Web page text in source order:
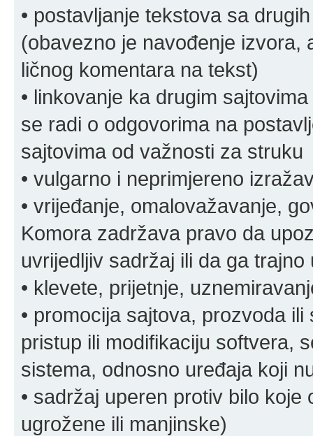
• postavljanje tekstova sa
(obavezno je navođenje izvora,
ličnog komentara na tekst)
• linkovanje ka drugim
se radi o odgovorima na
sajtovima od važnosti za struku
• vulgarno i neprimjereno
• vrijeđanje, omalovažavanje,
Komora zadržava pravo da
uvrijedljiv sadržaj ili da ga trajno
• klevete, prijetnje,
• promocija sajtova, prozvoda
pristup ili modifikaciju softvera,
sistema, odnosno uređaja koji
• sadržaj uperen protiv bilo
ugrožene ili manjinske)